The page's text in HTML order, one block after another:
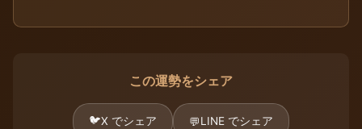
この運勢をシェア
🐦X でシェア 💬LINE でシェア